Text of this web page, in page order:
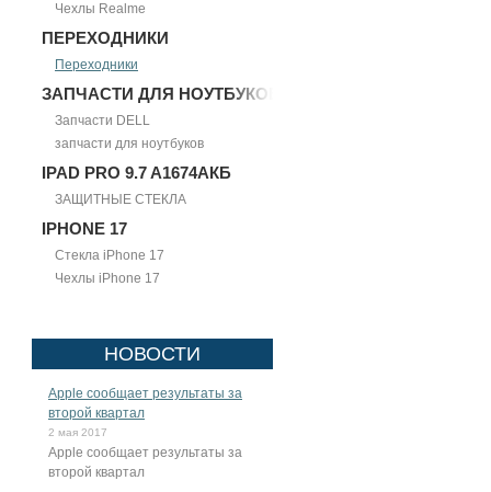
Чехлы Realme
ПЕРЕХОДНИКИ
Переходники
ЗАПЧАСТИ ДЛЯ НОУТБУКОВ
Запчасти DELL
запчасти для ноутбуков
IPAD PRO 9.7 A1674АКБ
ЗАЩИТНЫЕ СТЕКЛА
IPHONE 17
Стекла iPhone 17
Чехлы iPhone 17
НОВОСТИ
Apple сообщает результаты за
второй квартал
2 мая 2017
Apple сообщает результаты за
второй квартал